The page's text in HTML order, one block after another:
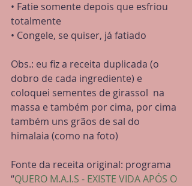
• Fatie somente depois que esfriou
totalmente
• Congele, se quiser, já fatiado
Obs.: eu fiz a receita duplicada (o
dobro de cada ingrediente) e
coloquei sementes de girassol  na
massa e também por cima, por cima
também uns grãos de sal do
himalaia (como na foto)
Fonte da receita original: programa
“QUERO M.A.I.S - EXISTE VIDA APÓS O